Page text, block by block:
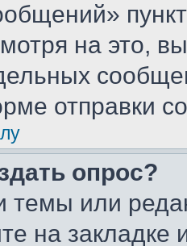
на это,
отправки
опрос?
темы или
на